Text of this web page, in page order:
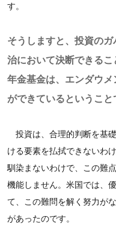
す。
そうしますと、投資の
治において決断できる
年金基金は、エンダウ
ができているということ
投資は、合理的判断を基
ける要素を払拭できないわ
馴染まないわけで、この難
機能しません。米国では、
て、この難問を解く努力が
があったのです。